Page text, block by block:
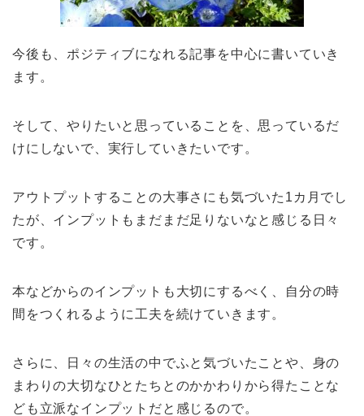
今後も、ポジティブになれる記事を中心に書いていき
ます。
そして、やりたいと思っていることを、思っているだ
けにしないで、実行していきたいです。
アウトプットすることの大事さにも気づいた1カ月でし
たが、インプットもまだまだ足りないなと感じる日々
です。
本などからのインプットも大切にするべく、自分の時
間をつくれるように工夫を続けていきます。
さらに、日々の生活の中でふと気づいたことや、身の
まわりの大切なひとたちとのかかわりから得たことな
ども立派なインプットだと感じるので。